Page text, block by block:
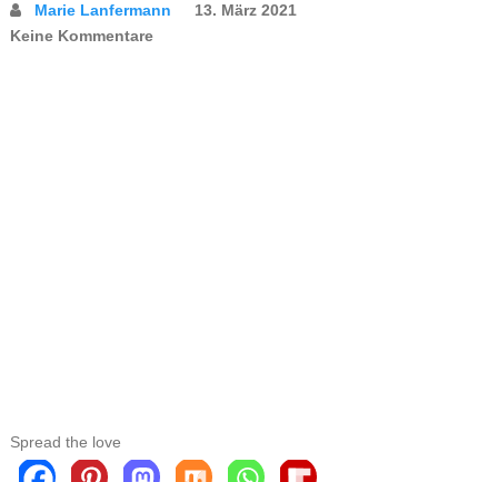
Marie Lanfermann
13. März 2021
Keine Kommentare
Spread the love